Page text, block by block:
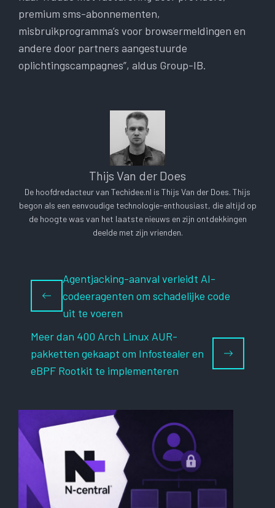
premium sms-abonnementen,
misbruikprogramma’s voor browsermeldingen en
andere door partners aangestuurde
oplichtingscampagnes”, aldus Group-IB.
Thijs Van der Does
De hoofdredacteur van Techidee.nl is Thijs Van der Does. Thijs
begon als een eenvoudige technologie-enthousiast, die altijd op
de hoogte was van het laatste nieuws en zijn ontdekkingen
deelde met zijn vrienden.
Agentjacking-aanval verleidt AI-
codeeragenten om schadelijke code
uit te voeren
Meer dan 400 Arch Linux AUR-
pakketten gekaapt om Infostealer en
eBPF Rootkit te implementeren